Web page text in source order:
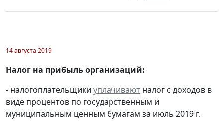
14 августа 2019
Налог на прибыль организаций:
- налогоплательщики уплачивают налог с доходов в
виде процентов по государственным и
муниципальным ценным бумагам за июль 2019 г.